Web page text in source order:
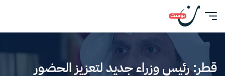
قطر: رئيس وزراء جديد لتعزيز الحضور